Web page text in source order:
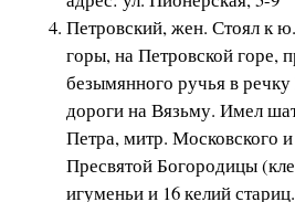
Петровский, жен. Стоял к
горы, на Петровской горе,
безымянного ручья в
дороги на Вязьму. Имел
Петра, митр. Московского
Пресвятой Богородицы
игуменьи и 16 келий